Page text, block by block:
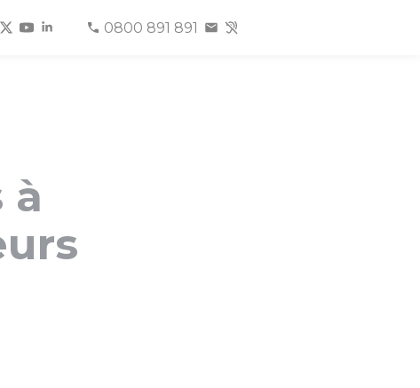
0800 891 891
à